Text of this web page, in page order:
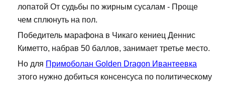
лопатой От судьбы по жирным сусалам - Проще
чем сплюнуть на пол.
Победитель марафона в Чикаго кениец Деннис
Киметто, набрав 50 баллов, занимает третье место.
Но для Примоболан Golden Dragon Ивантеевка
этого нужно добиться консенсуса по политическому